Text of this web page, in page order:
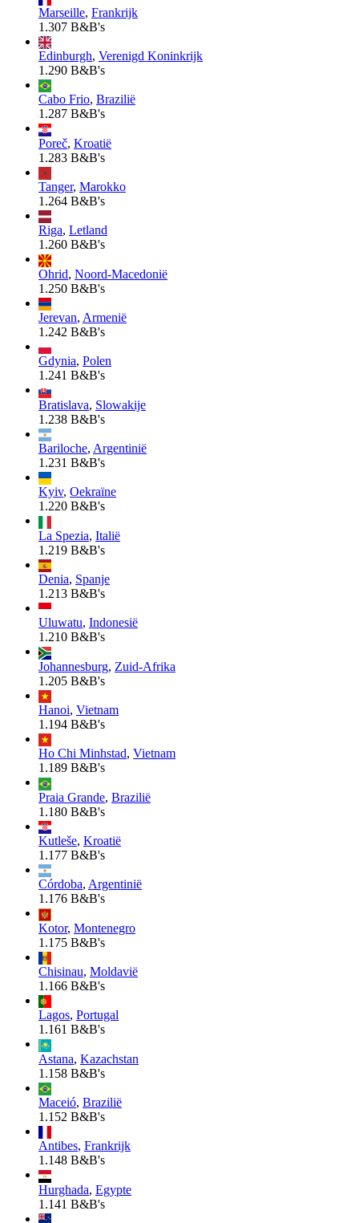
Marseille, Frankrijk
1.307 B&B's
Edinburgh, Verenigd Koninkrijk
1.290 B&B's
Cabo Frio, Brazilië
1.287 B&B's
Poreč, Kroatië
1.283 B&B's
Tanger, Marokko
1.264 B&B's
Riga, Letland
1.260 B&B's
Ohrid, Noord-Macedonië
1.250 B&B's
Jerevan, Armenië
1.242 B&B's
Gdynia, Polen
1.241 B&B's
Bratislava, Slowakije
1.238 B&B's
Bariloche, Argentinië
1.231 B&B's
Kyiv, Oekraïne
1.220 B&B's
La Spezia, Italië
1.219 B&B's
Denia, Spanje
1.213 B&B's
Uluwatu, Indonesië
1.210 B&B's
Johannesburg, Zuid-Afrika
1.205 B&B's
Hanoi, Vietnam
1.194 B&B's
Ho Chi Minhstad, Vietnam
1.189 B&B's
Praia Grande, Brazilië
1.180 B&B's
Kutleše, Kroatië
1.177 B&B's
Córdoba, Argentinië
1.176 B&B's
Kotor, Montenegro
1.175 B&B's
Chisinau, Moldavië
1.166 B&B's
Lagos, Portugal
1.161 B&B's
Astana, Kazachstan
1.158 B&B's
Maceió, Brazilië
1.152 B&B's
Antibes, Frankrijk
1.148 B&B's
Hurghada, Egypte
1.141 B&B's